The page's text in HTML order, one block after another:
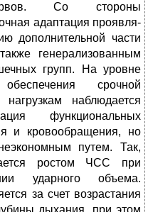
Со стороны
адаптация проявля­
дополнительной части
генерализованным
групп. На уровне
срочной
наблюдается
функциональных
и кровообращения, но
путем. Так,
ростом ЧСС при
ударного объема.
за счет возрастания
дыхания, при этом